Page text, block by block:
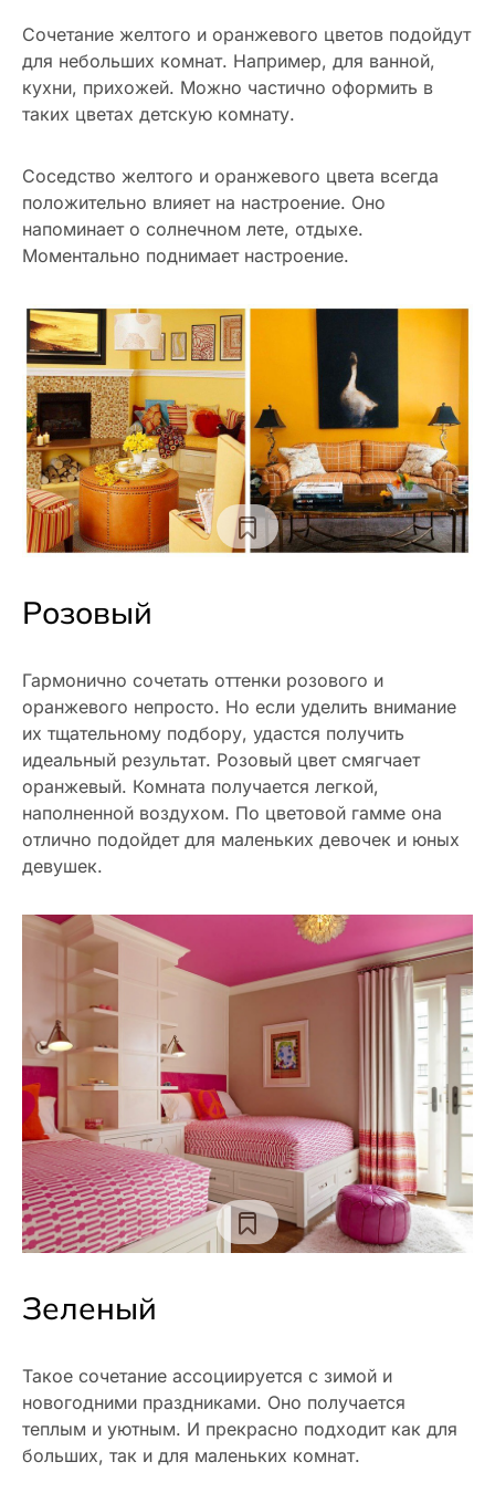
Сочетание желтого и оранжевого цветов подойдут
для небольших комнат. Например, для ванной,
кухни, прихожей. Можно частично оформить в
таких цветах детскую комнату.
Соседство желтого и оранжевого цвета всегда
положительно влияет на настроение. Оно
напоминает о солнечном лете, отдыхе.
Моментально поднимает настроение.
Розовый
Гармонично сочетать оттенки розового и
оранжевого непросто. Но если уделить внимание
их тщательному подбору, удастся получить
идеальный результат. Розовый цвет смягчает
оранжевый. Комната получается легкой,
наполненной воздухом. По цветовой гамме она
отлично подойдет для маленьких девочек и юных
девушек.
Зеленый
Такое сочетание ассоциируется с зимой и
новогодними праздниками. Оно получается
теплым и уютным. И прекрасно подходит как для
больших, так и для маленьких комнат.